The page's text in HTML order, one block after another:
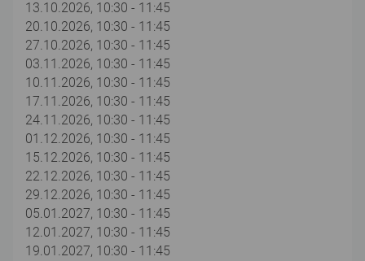
13.10.2026, 10:30 - 11:45
20.10.2026, 10:30 - 11:45
27.10.2026, 10:30 - 11:45
03.11.2026, 10:30 - 11:45
10.11.2026, 10:30 - 11:45
17.11.2026, 10:30 - 11:45
24.11.2026, 10:30 - 11:45
01.12.2026, 10:30 - 11:45
15.12.2026, 10:30 - 11:45
22.12.2026, 10:30 - 11:45
29.12.2026, 10:30 - 11:45
05.01.2027, 10:30 - 11:45
12.01.2027, 10:30 - 11:45
19.01.2027, 10:30 - 11:45